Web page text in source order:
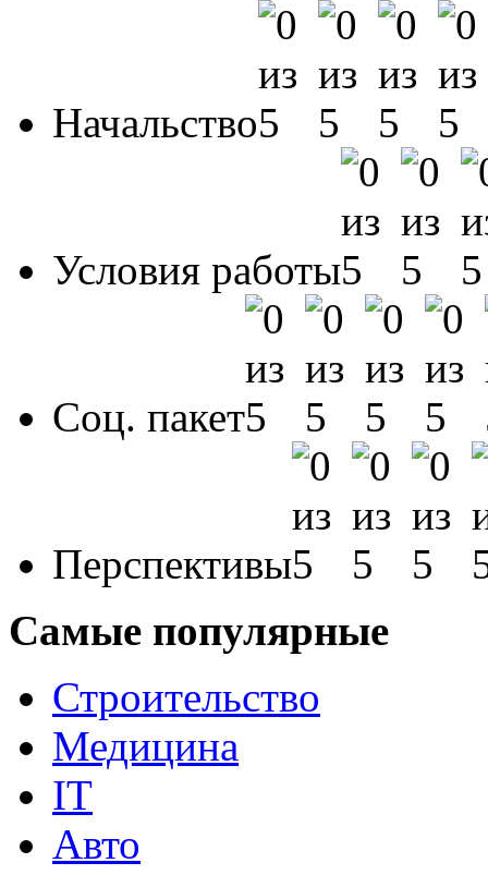
Начальство
Условия работы
Соц. пакет
Перспективы
Самые популярные
Строительство
Медицина
IT
Авто